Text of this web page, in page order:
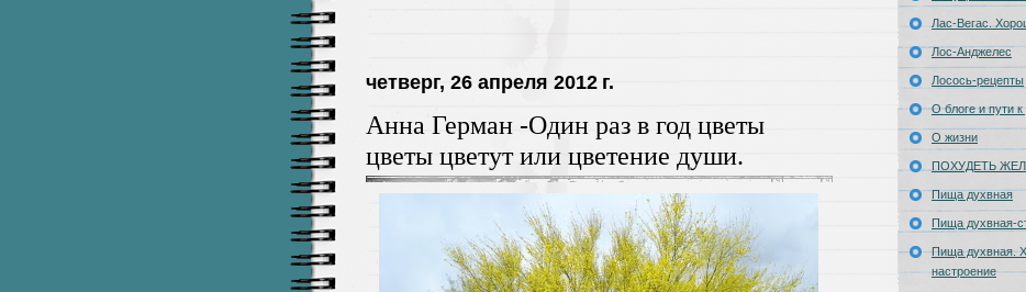
четверг, 26 апреля 2012 г.
Анна Герман -Один раз в год цветы
цветы цветут или цветение души.
Лас-Вегас.
Лос-Анджелес
Лосось-рецепты
О блоге и пути к
О жизни
ПОХУДЕТЬ
Пища духвная
Пища духвная-
Пища духвная.
настроение